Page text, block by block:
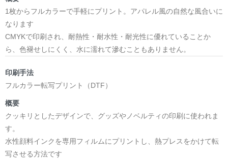
1枚からフルカラーで手軽にプリント。アパレル風の自然な風合いに
なります
CMYKで印刷され、耐熱性・耐水性・耐光性に優れていることか
ら、色褪せしにくく、水に濡れて滲むこともありません。
印刷手法
フルカラー転写プリント（DTF）
概要
クッキリとしたデザインで、グッズやノベルティの印刷に使われま
す。
水性顔料インクを専用フィルムにプリントし、熱プレスをかけて転
写させる方法です